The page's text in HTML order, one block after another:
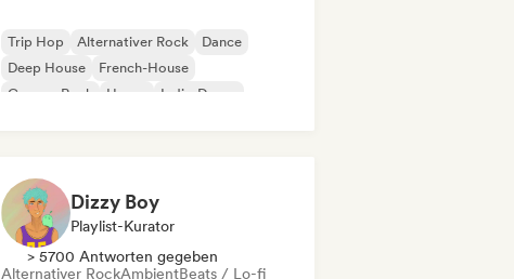
Trip Hop Alternativer Rock
Dance
Deep House
French-House
Garage-Rock
House Indie-Dance
Dizzy Boy
Playlist-Kurator
> 5700 Antworten gegeben
Alternativer RockAmbientBeats / Lo-fi